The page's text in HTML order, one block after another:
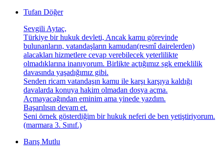
Tufan Döğer
Sevgili Aytaç,
Türkiye bir hukuk devleti, Ancak kamu görevinde
bulunanların, vatandaşların kamudan(resmî dairelerden)
alacakları hizmetlere cevap verebilecek yeterlilikte
olmadıklarına inanıyorum. Birlikte açtığımız sgk emeklilik
davasında yaşadığımız gibi.
Senden ricam vatandaşın kamu ile karşı karşıya kaldığı
davalarda konuya hakim olmadan dosya açma.
Açmayacağından eminim ama yinede yazdım.
Başarılısın devam et.
Seni örnek gösterdiğim bir hukuk neferi de ben yetiştiriyorum.
(marmara 3. Sınıf.)
Barış Mutlu